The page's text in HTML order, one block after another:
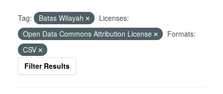
Tag: Batas Wilayah
Licenses:
Open Data Commons Attribution License
Formats:
CSV
Filter Results